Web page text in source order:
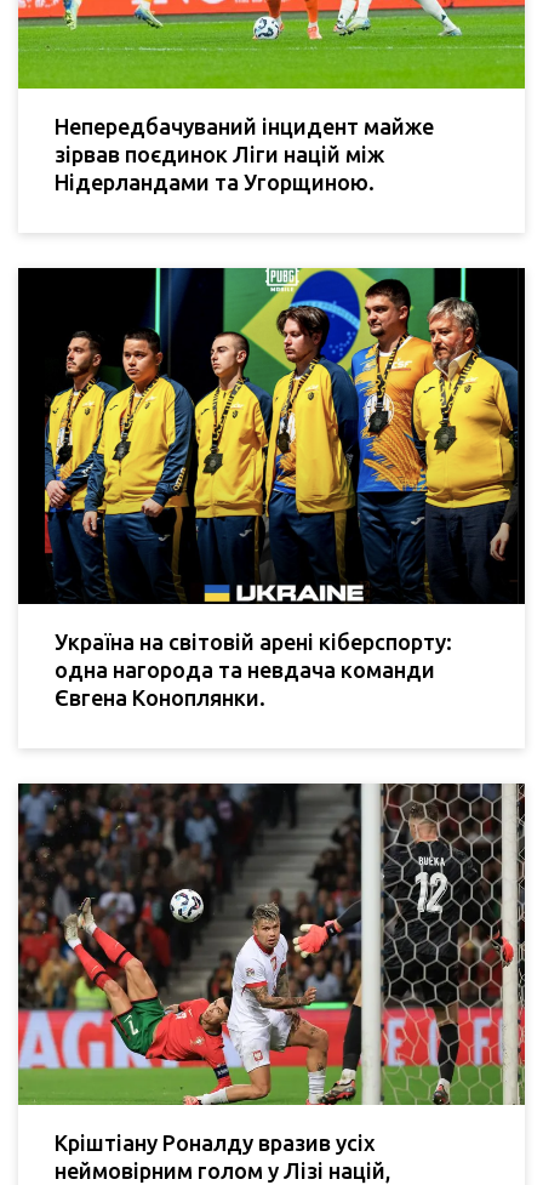
Непередбачуваний інцидент майже
зірвав поєдинок Ліги націй між
Нідерландами та Угорщиною.
Україна на світовій арені кіберспорту:
одна нагорода та невдача команди
Євгена Коноплянки.
Кріштіану Роналду вразив усіх
неймовірним голом у Лізі націй,